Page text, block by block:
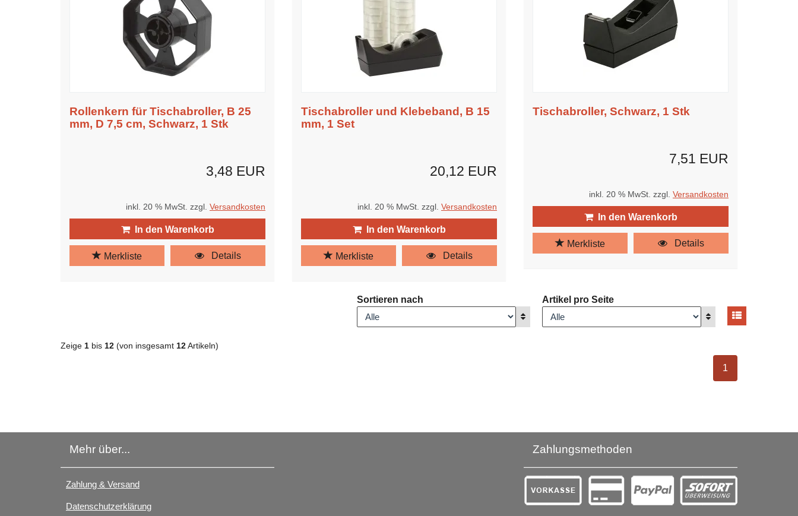
Rollenkern für Tischabroller, B 25
mm, D 7,5 cm, Schwarz, 1 Stk
3,48 EUR
inkl. 20 % MwSt. zzgl. Versandkosten
In den Warenkorb
Merkliste Details
Tischabroller und Klebeband, B 15
mm, 1 Set
20,12 EUR
inkl. 20 % MwSt. zzgl. Versandkosten
In den Warenkorb
Merkliste Details
Tischabroller, Schwarz, 1 Stk
7,51 EUR
inkl. 20 % MwSt. zzgl. Versandkosten
In den Warenkorb
Merkliste Details
Sortieren nach
Anzeigen
Artikel pro Seite
AnzeigenAnsicht
Zeige 1 bis 12 (von insgesamt 12 Artikeln)
ausgewählt Seite
1
Mehr über...
Zahlung & Versand
Datenschutzerklärung
Zahlungsmethoden